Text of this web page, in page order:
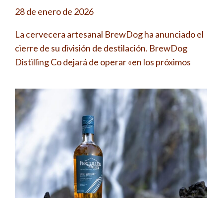
28 de enero de 2026
La cervecera artesanal BrewDog ha anunciado el
cierre de su división de destilación. BrewDog
Distilling Co dejará de operar «en los próximos